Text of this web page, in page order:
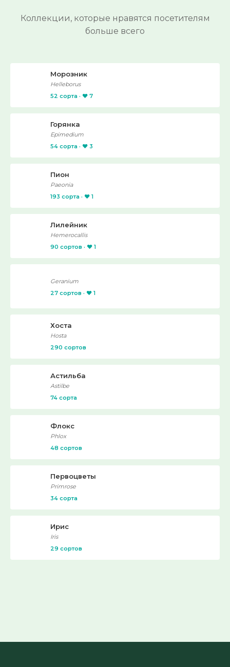
Коллекции, которые нравятся посетителям
больше всего
Морозник
Helleborus
52 сорта · ❤️ 7
Горянка
Epimedium
54 сорта · ❤️ 3
Пион
Paeonia
193 сорта · ❤️ 1
Лилейник
Hemerocallis
90 сортов · ❤️ 1
Geranium
27 сортов · ❤️ 1
Хоста
Hosta
290 сортов
Астильба
Astilbe
74 сорта
Флокс
Phlox
48 сортов
Первоцветы
Primrose
34 сорта
Ирис
Iris
29 сортов